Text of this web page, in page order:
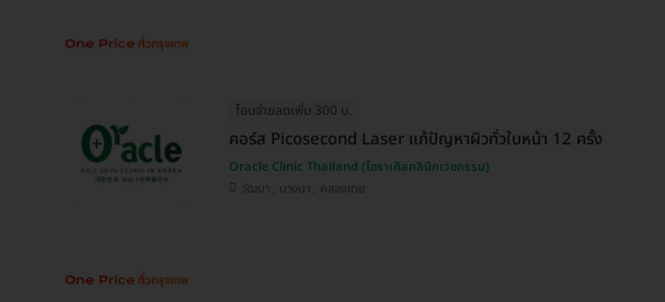
โอนจ่ายลดเพิ่ม 300 บ.
คอร์ส Picosecond Laser แก้ปัญหาผิวทั่วใบหน้า 12 ครั้ง
Oracle Clinic Thailand (โอราเคิลคลินิกเวชกรรม)
วัฒนา , บางนา , คลองเตย